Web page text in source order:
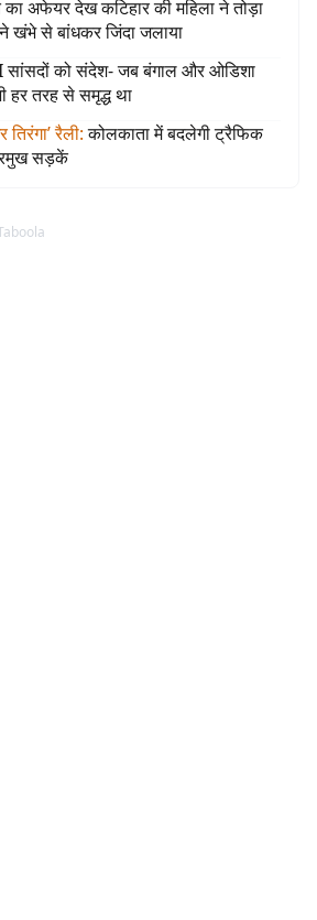
का अफेयर देख कटिहार की महिला ने तोड़ा
खंभे से बांधकर जिंदा जलाया
सांसदों को संदेश- जब बंगाल और ओडिशा
हर तरह से समृद्ध था
रैली: कोलकाता में बदलेगी ट्रैफिक
सड़कें